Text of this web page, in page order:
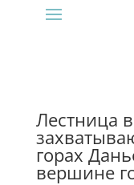
Лестница
горах
вершине